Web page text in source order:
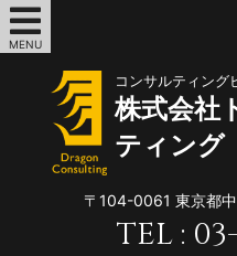
MENU
コンサルティング
株式会社
ティング
〒104-0061 東京都
TEL :